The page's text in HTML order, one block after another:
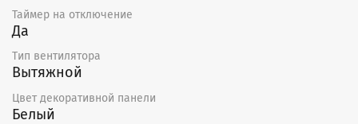
Таймер на отключение
Да
Тип вентилятора
Вытяжной
Цвет декоративной панели
Белый